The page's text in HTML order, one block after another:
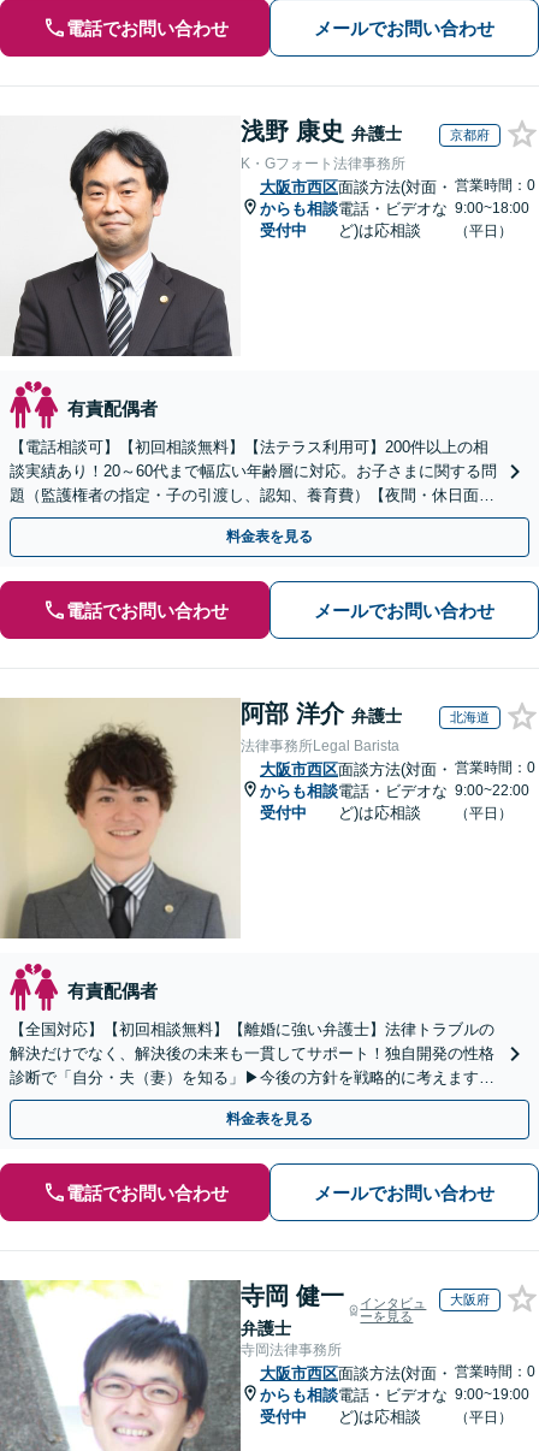
電話でお問い合わせ メールでお問い合わせ
浅野 康史 弁護士 京都府
K・Gフォート法律事務所
大阪市西区
からも相談
受付中
面談方法(対面・
電話・ビデオな
ど)は応相談
営業時間：0
9:00~18:00
（平日）
有責配偶者
【電話相談可】【初回相談無料】【法テラス利用可】200件以上の相
談実績あり！20～60代まで幅広い年齢層に対応。お子さまに関する問
題（監護権者の指定・子の引渡し、認知、養育費）【夜間・休日面談
可】【完全個室】【子連れ相談可】【丸太町駅6分】
料金表を見る
電話でお問い合わせ メールでお問い合わせ
阿部 洋介 弁護士 北海道
法律事務所Legal Barista
大阪市西区
からも相談
受付中
面談方法(対面・
電話・ビデオな
ど)は応相談
営業時間：0
9:00~22:00
（平日）
有責配偶者
【全国対応】【初回相談無料】【離婚に強い弁護士】法律トラブルの
解決だけでなく、解決後の未来も一貫してサポート！独自開発の性格
診断で「自分・夫（妻）を知る」▶︎今後の方針を戦略的に考えます！
【休日夜間／オンライン相談OK】
料金表を見る
電話でお問い合わせ メールでお問い合わせ
寺岡 健一
弁護士
インタビュ
ーを見る
大阪府
寺岡法律事務所
大阪市西区
からも相談
受付中
面談方法(対面・
電話・ビデオな
ど)は応相談
営業時間：0
9:00~19:00
（平日）